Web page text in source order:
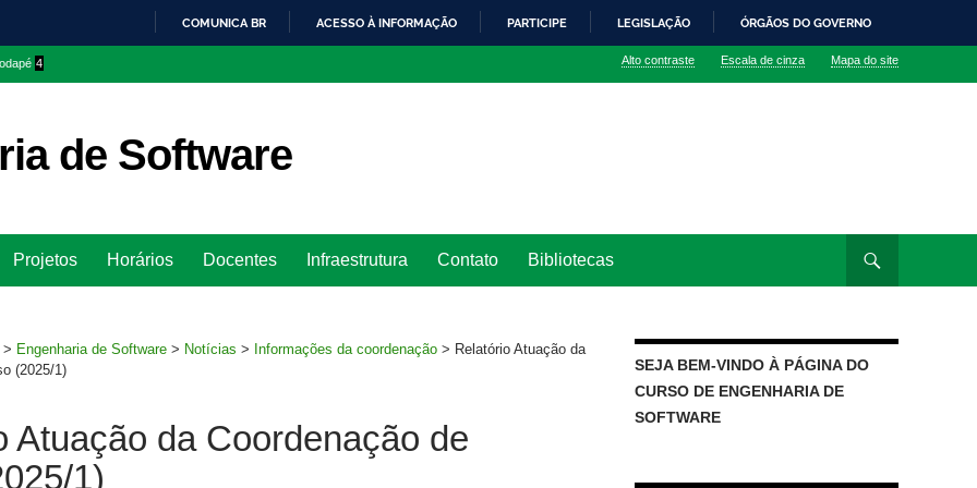
O
COMUNICA BR ACESSO À INFORMAÇÃO PARTICIPE LEGISLAÇÃO ÓRGÃOS DO GOVERNO
4 Alto contraste Escala de cinza Mapa do site
de Software
para
Projetos Horários Docentes Infraestrutura Contato Bibliotecas
> Engenharia de Software > Notícias > Informações da coordenação > Relatório Atuação da
(2025/1)
Atuação da Coordenação de
1)
SEJA BEM-VINDO À PÁGINA DO
CURSO DE ENGENHARIA DE
SOFTWARE